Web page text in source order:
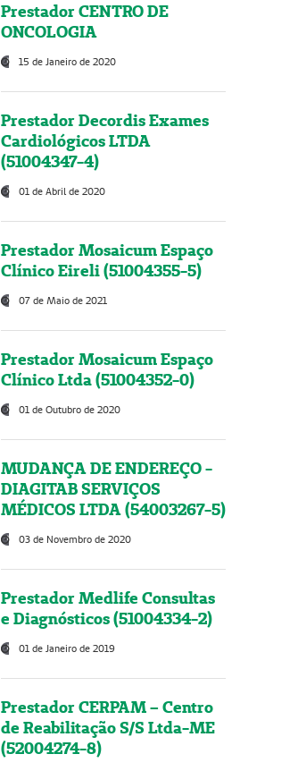
Prestador CENTRO DE
ONCOLOGIA
15 de Janeiro de 2020
Prestador Decordis Exames
Cardiológicos LTDA
(51004347-4)
01 de Abril de 2020
Prestador Mosaicum Espaço
Clínico Eireli (51004355-5)
07 de Maio de 2021
Prestador Mosaicum Espaço
Clínico Ltda (51004352-0)
01 de Outubro de 2020
MUDANÇA DE ENDEREÇO -
DIAGITAB SERVIÇOS
MÉDICOS LTDA (54003267-5)
03 de Novembro de 2020
Prestador Medlife Consultas
e Diagnósticos (51004334-2)
01 de Janeiro de 2019
Prestador CERPAM – Centro
de Reabilitação S/S Ltda-ME
(52004274-8)